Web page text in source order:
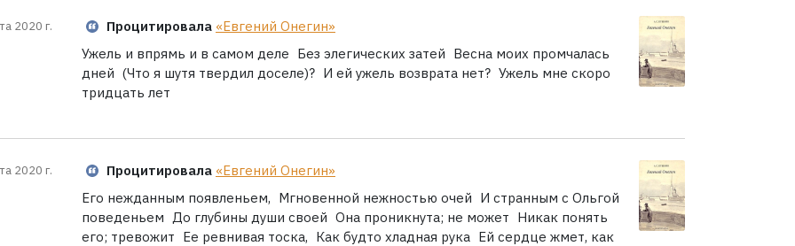
2020 г. Процитировала «Евгений Онегин»
Ужель и впрямь и в самом деле Без элегических затей Весна моих промчалась
дней (Что я шутя твердил доселе)? И ей ужель возврата нет? Ужель мне скоро
тридцать лет
2020 г. Процитировала «Евгений Онегин»
Его нежданным появленьем, Мгновенной нежностью очей И странным с Ольгой
поведеньем До глубины души своей Она проникнута; не может Никак понять
его; тревожит Ее ревнивая тоска, Как будто хладная рука Ей сердце жмет, как